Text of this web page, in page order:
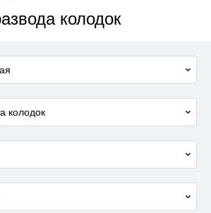
колодок